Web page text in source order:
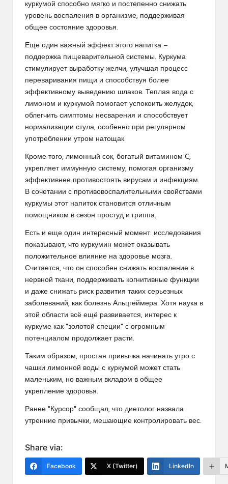
куркумой способно мягко и постепенно снижать
уровень воспаления в организме, поддерживая
общее состояние здоровья.
Еще один важный эффект этого напитка —
поддержка пищеварительной системы. Куркума
стимулирует выработку желчи, улучшая процесс
переваривания пищи и способствуя более
эффективному выведению шлаков. Теплая вода с
лимоном и куркумой помогает успокоить желудок,
облегчить симптомы несварения и способствует
нормализации стула, особенно при регулярном
употреблении утром натощак.
Кроме того, лимонный сок, богатый витамином C,
укрепляет иммунную систему, помогая организму
эффективнее противостоять вирусам и инфекциям.
В сочетании с противовоспалительными свойствами
куркумы этот напиток становится отличным
помощником в сезон простуд и гриппа.
Есть и еще один интересный момент: исследования
показывают, что куркумин может оказывать
положительное влияние на здоровье мозга.
Считается, что он способен снижать воспаление в
нервной ткани, поддерживать когнитивные функции
и даже снижать риск развития таких серьезных
заболеваний, как болезнь Альцгеймера. Хотя наука в
этой области всё ещё развивается, интерес к
куркуме как "золотой специи" с огромным
потенциалом продолжает расти.
Таким образом, простая привычка начинать утро с
чашки лимонной воды с куркумой может стать
маленьким, но важным вкладом в общее
укрепление здоровья.
Ранее "Курсор" сообщал, что диетолог назвала
утренние привычки, мешающие контролировать вес.
Share via:
Facebook X (Twitter) LinkedIn